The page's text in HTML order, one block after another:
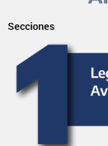
Secciones